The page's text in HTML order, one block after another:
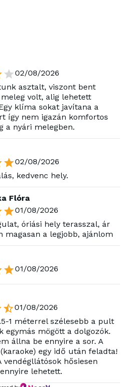
02/08/2026
asztalt, viszont bent
volt, alig lehetett
klíma sokat javítana a
így nem igazán komfortos
a nyári melegben.
02/08/2026
kedvenc hely.
Flóra
01/08/2026
óriási hely terasszal, ár
magasan a legjobb, ajánlom
01/08/2026
01/08/2026
1 méterrel szélesebb a pult
egymás mögött a dolgozók.
állna be ennyire a sor. A
egy idő után feladta!
vendégllátósok hősiesen
lehetett.